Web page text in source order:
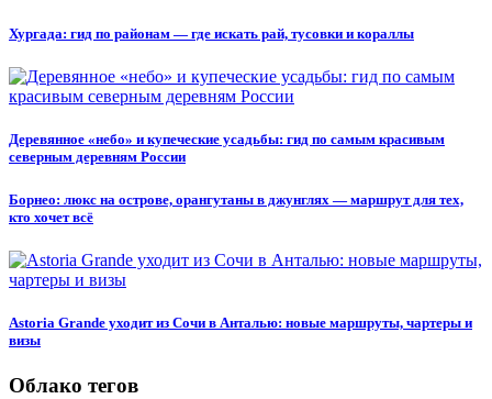
Хургада: гид по районам — где искать рай, тусовки и кораллы
Деревянное «небо» и купеческие усадьбы: гид по самым красивым
северным деревням России
Борнео: люкс на острове, орангутаны в джунглях — маршрут для тех,
кто хочет всё
Astoria Grande уходит из Сочи в Анталью: новые маршруты, чартеры и
визы
Облако тегов